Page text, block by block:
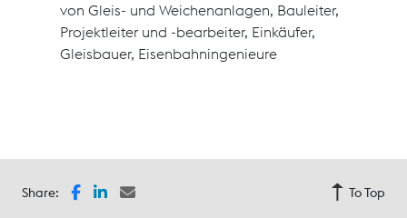
von Gleis- und Weichenanlagen, Bauleiter,
Projektleiter und -bearbeiter, Einkäufer,
Gleisbauer, Eisenbahningenieure
Share: To Top